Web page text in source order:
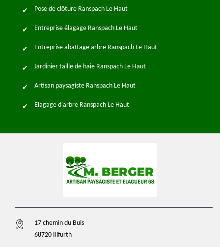
Pose de clôture Ranspach Le Haut
Entreprise élagage Ranspach Le Haut
Entreprise abattage arbre Ranspach Le Haut
Jardinier taille de haie Ranspach Le Haut
Artisan paysagiste Ranspach Le Haut
Elagage d'arbre Ranspach Le Haut
17 chemin du Buis
68720 Illfurth